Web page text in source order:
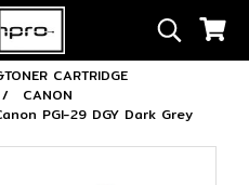
CARTRIDGE
CANON
PGI-29 DGY Dark Grey